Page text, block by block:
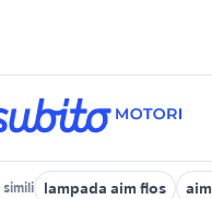
simili lampada aim flos